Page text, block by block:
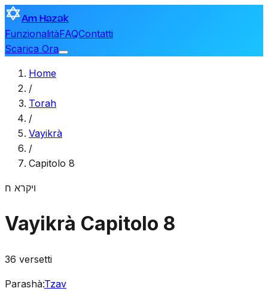
Am Hazak
FunzionalitàFAQContatti
Scarica Ora
Home
/
Torah
/
Vayikrà
/
Capitolo 8
ויקרא ח
Vayikrà Capitolo 8
36 versetti
Parashà:Tzav